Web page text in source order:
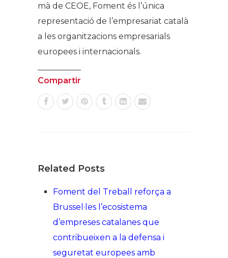
mà de CEOE, Foment és l’única
representació de l’empresariat català
a les organitzacions empresarials
europees i internacionals.
Compartir
Related Posts
Foment del Treball reforça a
Brussel·les l’ecosistema
d’empreses catalanes que
contribueixen a la defensa i
seguretat europees amb